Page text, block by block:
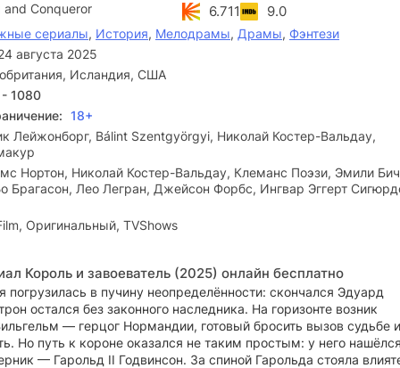
and Conqueror 6.711 9.0
сериалы, История, Мелодрамы, Драмы, Фэнтези
августа 2025
Исландия, США
1080
18+
Лейжонборг, Bálint Szentgyörgyi, Николай Костер-Вальдау,
Нортон, Николай Костер-Вальдау, Клеманс Поэзи, Эмили
Брагасон, Лео Легран, Джейсон Форбс, Ингвар Эггерт
Оригинальный, TVShows
Король и завоеватель (2025) онлайн бесплатно
погрузилась в пучину неопределённости: скончался Эдуард
остался без законного наследника. На горизонте возник
— герцог Нормандии, готовый бросить вызов судьбе и
Но путь к короне оказался не таким простым: у него
— Гарольд II Годвинсон. За спиной Гарольда стояла